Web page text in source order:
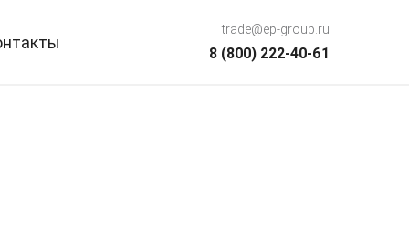
trade@ep-group.ru
8 (800) 222-40-61